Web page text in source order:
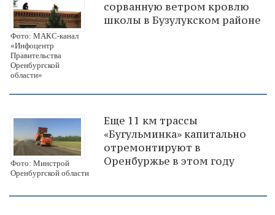
Фото: МАКС-канал
«Инфоцентр
Правительства
Оренбургской
области»
сорванную ветром кровлю
школы в Бузулукском районе
Фото: Минстрой
Оренбургской области
Еще 11 км трассы
«Бугульминка» капитально
отремонтируют в
Оренбуржье в этом году